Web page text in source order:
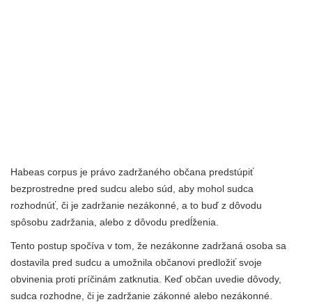
Habeas corpus je právo zadržaného občana predstúpiť
bezprostredne pred sudcu alebo súd, aby mohol sudca
rozhodnúť, či je zadržanie nezákonné, a to buď z dôvodu
spôsobu zadržania, alebo z dôvodu predĺženia.
Tento postup spočíva v tom, že nezákonne zadržaná osoba sa
dostavila pred sudcu a umožnila občanovi predložiť svoje
obvinenia proti príčinám zatknutia. Keď občan uvedie dôvody,
sudca rozhodne, či je zadržanie zákonné alebo nezákonné.